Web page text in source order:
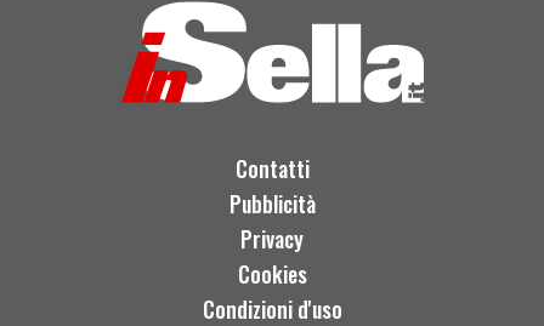
Contatti
Pubblicità
Privacy
Cookies
Condizioni d'uso